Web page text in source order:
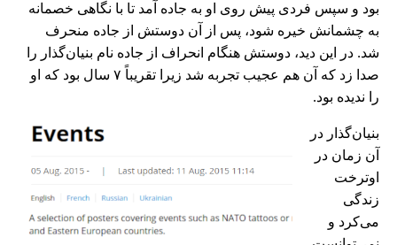
بود و سپس فردی پیش روی او به جاده آمد تا با نگاهی خصمانه
به چشمانش خیره شود، پس از آن دوستش از جاده منحرف
شد. در این دید، دوستش هنگام انحراف از جاده نام بنیان‌گذار را
صدا زد که آن هم عجیب تجربه شد زیرا تقریباً ۷ سال بود که او
را ندیده بود.
بنیان‌گذار در
آن زمان در
اوترخت
زندگی
می‌کرد و